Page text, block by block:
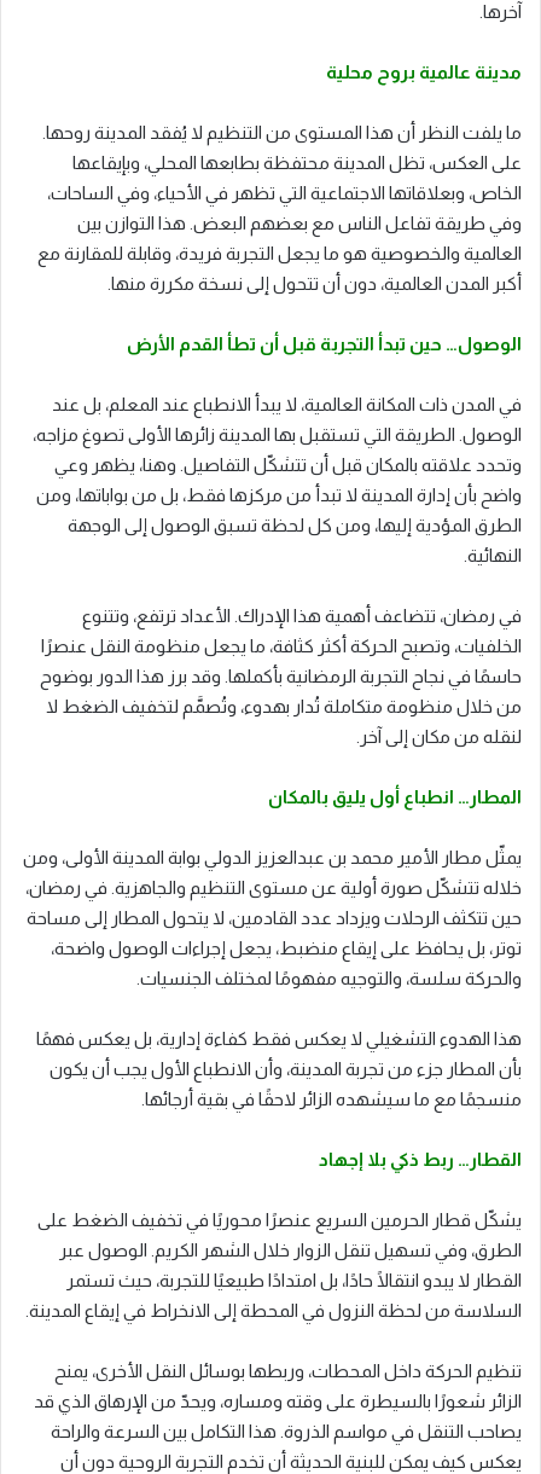
آخرها.
مدينة عالمية بروح محلية
ما يلفت النظر أن هذا المستوى من التنظيم لا يُفقد المدينة روحها.
على العكس، تظل المدينة محتفظة بطابعها المحلي، وبإيقاعها
الخاص، وبعلاقاتها الاجتماعية التي تظهر في الأحياء، وفي الساحات،
وفي طريقة تفاعل الناس مع بعضهم البعض. هذا التوازن بين
العالمية والخصوصية هو ما يجعل التجربة فريدة، وقابلة للمقارنة مع
أكبر المدن العالمية، دون أن تتحول إلى نسخة مكررة منها.
الوصول… حين تبدأ التجربة قبل أن تطأ القدم الأرض
في المدن ذات المكانة العالمية، لا يبدأ الانطباع عند المعلم، بل عند
الوصول. الطريقة التي تستقبل بها المدينة زائرها الأولى تصوغ مزاجه،
وتحدد علاقته بالمكان قبل أن تتشكّل التفاصيل. وهنا، يظهر وعي
واضح بأن إدارة المدينة لا تبدأ من مركزها فقط، بل من بواباتها، ومن
الطرق المؤدية إليها، ومن كل لحظة تسبق الوصول إلى الوجهة
النهائية.
في رمضان، تتضاعف أهمية هذا الإدراك. الأعداد ترتفع، وتتنوع
الخلفيات، وتصبح الحركة أكثر كثافة، ما يجعل منظومة النقل عنصرًا
حاسمًا في نجاح التجربة الرمضانية بأكملها. وقد برز هذا الدور بوضوح
من خلال منظومة متكاملة تُدار بهدوء، وتُصمَّم لتخفيف الضغط لا
لنقله من مكان إلى آخر.
المطار… انطباع أول يليق بالمكان
يمثّل مطار الأمير محمد بن عبدالعزيز الدولي بوابة المدينة الأولى، ومن
خلاله تتشكّل صورة أولية عن مستوى التنظيم والجاهزية. في رمضان،
حين تتكثف الرحلات ويزداد عدد القادمين، لا يتحول المطار إلى مساحة
توتر، بل يحافظ على إيقاع منضبط، يجعل إجراءات الوصول واضحة،
والحركة سلسة، والتوجيه مفهومًا لمختلف الجنسيات.
هذا الهدوء التشغيلي لا يعكس فقط كفاءة إدارية، بل يعكس فهمًا
بأن المطار جزء من تجربة المدينة، وأن الانطباع الأول يجب أن يكون
منسجمًا مع ما سيشهده الزائر لاحقًا في بقية أرجائها.
القطار… ربط ذكي بلا إجهاد
يشكّل قطار الحرمين السريع عنصرًا محوريًا في تخفيف الضغط على
الطرق، وفي تسهيل تنقل الزوار خلال الشهر الكريم. الوصول عبر
القطار لا يبدو انتقالًا حادًا، بل امتدادًا طبيعيًا للتجربة، حيث تستمر
السلاسة من لحظة النزول في المحطة إلى الانخراط في إيقاع المدينة.
تنظيم الحركة داخل المحطات، وربطها بوسائل النقل الأخرى، يمنح
الزائر شعورًا بالسيطرة على وقته ومساره، ويحدّ من الإرهاق الذي قد
يصاحب التنقل في مواسم الذروة. هذا التكامل بين السرعة والراحة
يعكس كيف يمكن للبنية الحديثة أن تخدم التجربة الروحية دون أن